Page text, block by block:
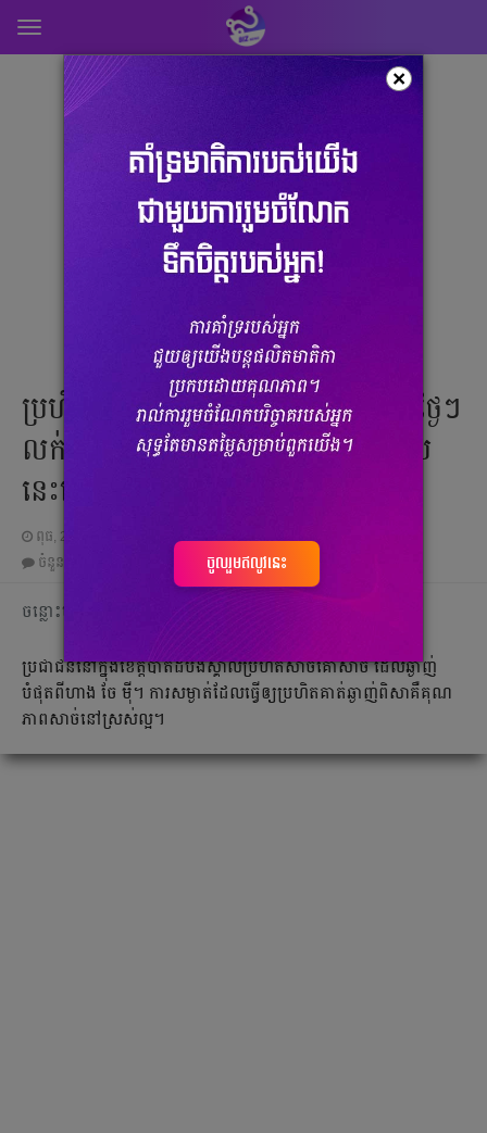
Toggle
navigation
ប្រហិតចែម៉ីល្បីពេញខេត្តបាត់ដំបង មួយថ្ងៃៗ
លក់អស់រាប់ពាន់ចង្កាក់ តាមពិតមកពីបែប
នេះសោះ
ពុធ, 27 តុលា 2021 10:30
ចំនួនមតិ
ចន្លោះមិនឃើញ
ប្រជាជន​នៅ​ក្នុង​ខេត្ត​បាត់​ដំបង​ស្គាល់​ប្រហិត​សាច់​គោ​សាច់ ដែល​ឆ្ងាញ់​
បំផុត​ពី​ហាង ចែ ម៉ី។ ការ​សម្ងាត់​ដែល​ធ្វើ​ឲ្យ​ប្រហិត​គាត់​ឆ្ងាញ់​ពិសា​គឺ​គុណ
ភាព​សាច់​នៅ​ស្រស់​ល្អ។
×
ចូលរួមឥលូវនេះ